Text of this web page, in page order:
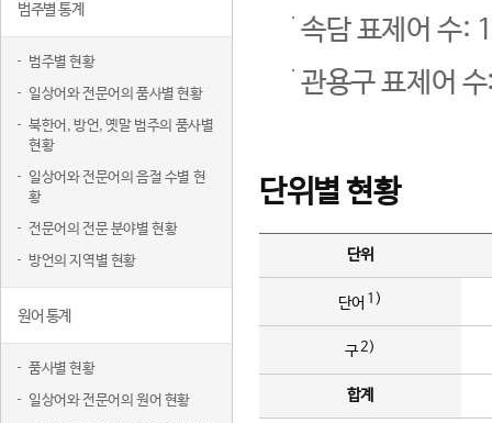
범주별 통계
범주별 현황
일상어와 전문어의 품사별 현황
북한어, 방언, 옛말 범주의 품사별
현황
일상어와 전문어의 음절 수별 현
황
전문어의 전문 분야별 현황
방언의 지역별 현황
원어 통계
품사별 현황
일상어와 전문어의 원어 현황
속담 표제어 수:
관용구 표제어
단위별 현황
단위
단어 1)
구2)
합계